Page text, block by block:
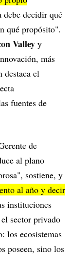
debe decidir qué
qué propósito".
Valley y
más
destaca el
fuentes de
de
al plano
sostiene, y
al año y decir
instituciones
sector privado
los ecosistemas
poseen, sino los